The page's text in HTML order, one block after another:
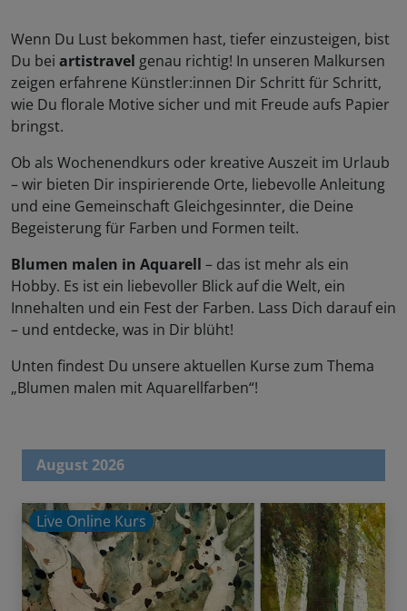
Wenn Du Lust bekommen hast, tiefer einzusteigen, bist
Du bei artistravel genau richtig! In unseren Malkursen
zeigen erfahrene Künstler:innen Dir Schritt für Schritt,
wie Du florale Motive sicher und mit Freude aufs Papier
bringst.
Ob als Wochenendkurs oder kreative Auszeit im Urlaub
– wir bieten Dir inspirierende Orte, liebevolle Anleitung
und eine Gemeinschaft Gleichgesinnter, die Deine
Begeisterung für Farben und Formen teilt.
Blumen malen in Aquarell – das ist mehr als ein
Hobby. Es ist ein liebevoller Blick auf die Welt, ein
Innehalten und ein Fest der Farben. Lass Dich darauf ein
– und entdecke, was in Dir blüht!
Unten findest Du unsere aktuellen Kurse zum Thema
„Blumen malen mit Aquarellfarben“!
August 2026
Live Online Kurs